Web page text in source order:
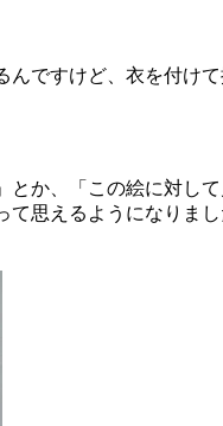
ですけど、衣を付け
か、「この絵に対し
思えるようになりま